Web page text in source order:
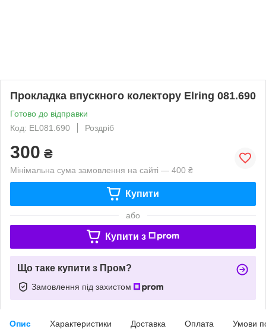
Прокладка впускного колектору Elring 081.690
Готово до відправки
Код: EL081.690
Роздріб
300 ₴
Мінімальна сума замовлення на сайті — 400 ₴
Купити
або
Купити з
Що таке купити з Пром?
Замовлення під захистом
Опис Характеристики Доставка Оплата Умови